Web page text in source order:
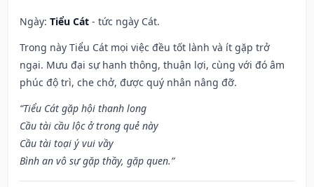
Ngày: Tiểu Cát - tức ngày Cát.
Trong này Tiểu Cát mọi việc đều tốt lành và ít gặp trở
ngại. Mưu đại sự hanh thông, thuận lợi, cùng với đó âm
phúc độ trì, che chở, được quý nhân nâng đỡ.
“Tiểu Cát gặp hội thanh long
Cầu tài cầu lộc ở trong quẻ này
Cầu tài toại ý vui vầy
Bình an vô sự gặp thầy, gặp quen.”